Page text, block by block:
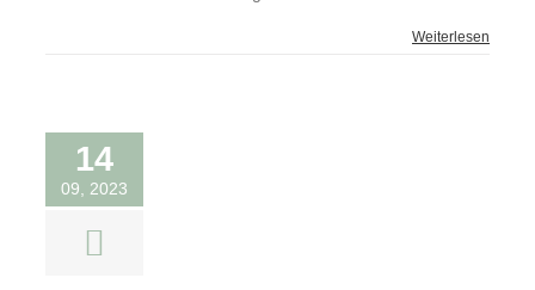
Weiterlesen
14
09, 2023